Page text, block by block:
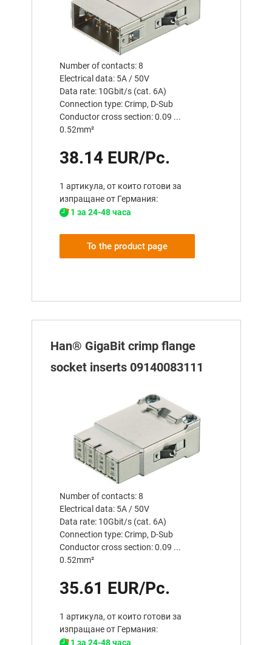
Number of contacts: 8
Electrical data: 5A / 50V
Data rate: 10Gbit/s (cat. 6A)
Connection type: Crimp, D-Sub
Conductor cross section: 0.09 ...
0.52mm²
38.14 EUR/Pc.
1 артикула, от които готови за
изпращане от Германия:
1 за 24-48 часа
To the product page
Han® GigaBit crimp flange
socket inserts 09140083111
Number of contacts: 8
Electrical data: 5A / 50V
Data rate: 10Gbit/s (cat. 6A)
Connection type: Crimp, D-Sub
Conductor cross section: 0.09 ...
0.52mm²
35.61 EUR/Pc.
1 артикула, от които готови за
изпращане от Германия:
1 за 24-48 часа